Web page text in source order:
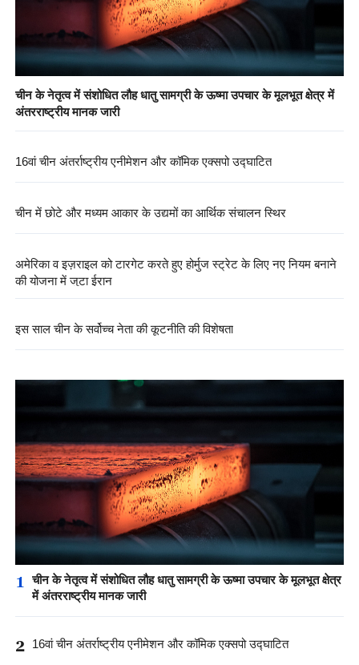
चीन के नेतृत्व में संशोधित लौह धातु सामग्री के ऊष्मा उपचार के मूलभूत क्षेत्र में
अंतरराष्ट्रीय मानक जारी
16वां चीन अंतर्राष्ट्रीय एनीमेशन और कॉमिक एक्सपो उद्घाटित
चीन में छोटे और मध्यम आकार के उद्यमों का आर्थिक संचालन स्थिर
अमेरिका व इज़राइल को टारगेट करते हुए होर्मुज स्ट्रेट के लिए नए नियम बनाने
की योजना में जुटा ईरान
इस साल चीन के सर्वोच्च नेता की कूटनीति की विशेषता
1
चीन के नेतृत्व में संशोधित लौह धातु सामग्री के ऊष्मा उपचार के मूलभूत क्षेत्र
में अंतरराष्ट्रीय मानक जारी
2 16वां चीन अंतर्राष्ट्रीय एनीमेशन और कॉमिक एक्सपो उद्घाटित